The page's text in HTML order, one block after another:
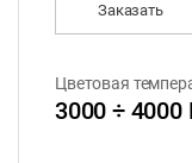
Заказать
Цветовая
3000 ÷ 4000